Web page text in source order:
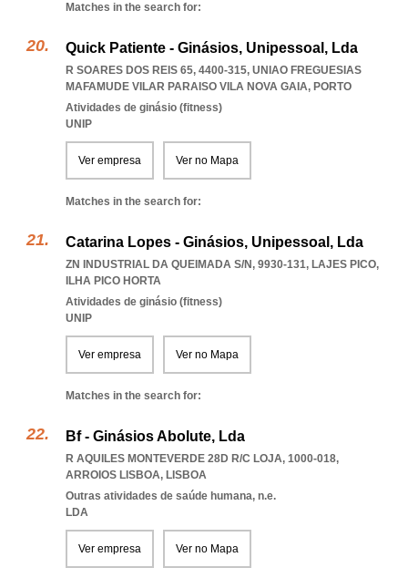
Matches in the search for:
Quick Patiente - Ginásios, Unipessoal, Lda
R SOARES DOS REIS 65, 4400-315, UNIAO FREGUESIAS
MAFAMUDE VILAR PARAISO VILA NOVA GAIA, PORTO
Atividades de ginásio (fitness)
UNIP
Ver empresa Ver no Mapa
Matches in the search for:
Catarina Lopes - Ginásios, Unipessoal, Lda
ZN INDUSTRIAL DA QUEIMADA S/N, 9930-131, LAJES PICO,
ILHA PICO HORTA
Atividades de ginásio (fitness)
UNIP
Ver empresa Ver no Mapa
Matches in the search for:
Bf - Ginásios Abolute, Lda
R AQUILES MONTEVERDE 28D R/C LOJA, 1000-018,
ARROIOS LISBOA, LISBOA
Outras atividades de saúde humana, n.e.
LDA
Ver empresa Ver no Mapa